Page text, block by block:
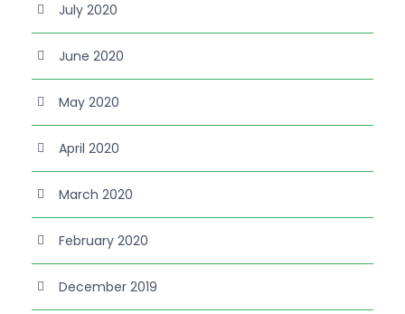
July 2020
June 2020
May 2020
April 2020
March 2020
February 2020
December 2019